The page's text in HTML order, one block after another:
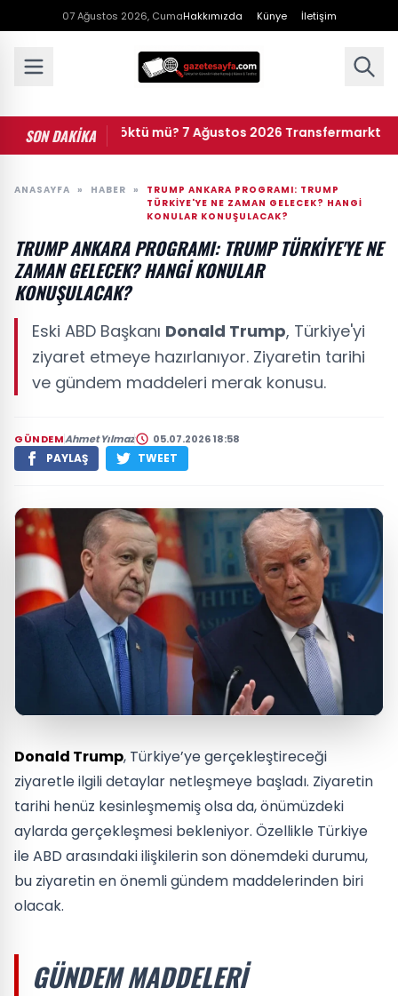
07 Ağustos 2026, CumaHakkımızda Künye İletişim
SON DAKİKAçöktü mü? 7 Ağustos 2026 Transfermarkt neden
ANASAYFA » HABER »
TRUMP ANKARA PROGRAMI: TRUMP
TÜRKIYE'YE NE ZAMAN GELECEK? HANGI
KONULAR KONUŞULACAK?
TRUMP ANKARA PROGRAMI: TRUMP TÜRKIYE'YE NE
ZAMAN GELECEK? HANGI KONULAR
KONUŞULACAK?
Eski ABD Başkanı Donald Trump, Türkiye'yi
ziyaret etmeye hazırlanıyor. Ziyaretin tarihi
ve gündem maddeleri merak konusu.
GÜNDEMAhmet Yılmaz 05.07.2026 18:58
PAYLAŞ TWEET
Donald Trump, Türkiye’ye gerçekleştireceği
ziyaretle ilgili detaylar netleşmeye başladı. Ziyaretin
tarihi henüz kesinleşmemiş olsa da, önümüzdeki
aylarda gerçekleşmesi bekleniyor. Özellikle Türkiye
ile ABD arasındaki ilişkilerin son dönemdeki durumu,
bu ziyaretin en önemli gündem maddelerinden biri
olacak.
GÜNDEM MADDELERI